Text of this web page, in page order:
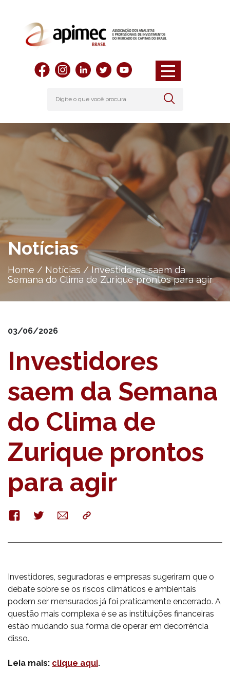
Notícias
Home / Notícias /Investidores saem da
Semana do Clima de Zurique prontos para agir
03/06/2026
Investidores
saem da Semana
do Clima de
Zurique prontos
para agir
FacebookTwitterE-
mail
Copy
Investidores, seguradoras e empresas sugeriram que o
debate sobre se os riscos climáticos e ambientais
podem ser mensurados já foi praticamente encerrado. A
questão mais complexa é se as instituições financeiras
estão mudando sua forma de operar em decorrência
disso.
Leia mais: clique aqui.